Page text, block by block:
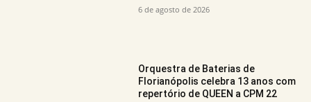
6 de agosto de 2026
Orquestra de Baterias de
Florianópolis celebra 13 anos com
repertório de QUEEN a CPM 22